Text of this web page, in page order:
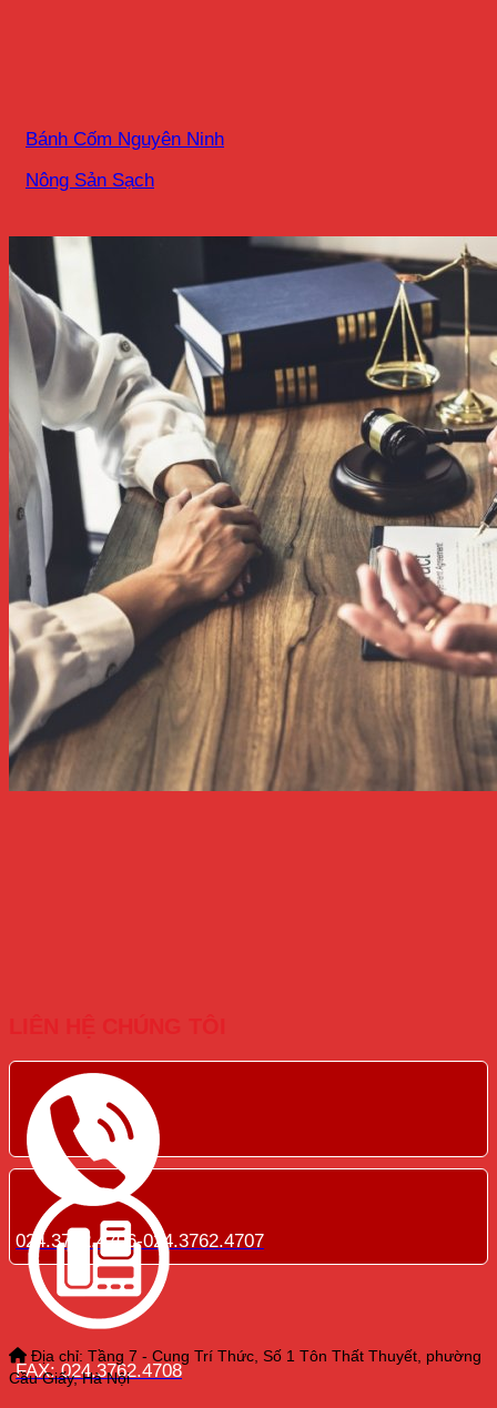
Bánh Cốm Nguyên Ninh
Nông Sản Sạch
024.3762.4706-024.3762.4707
FAX: 024.3762.4708
Địa chỉ: Tầng 7 - Cung Trí Thức, Số 1 Tôn Thất Thuyết, phường
Cầu Giấy, Hà Nội